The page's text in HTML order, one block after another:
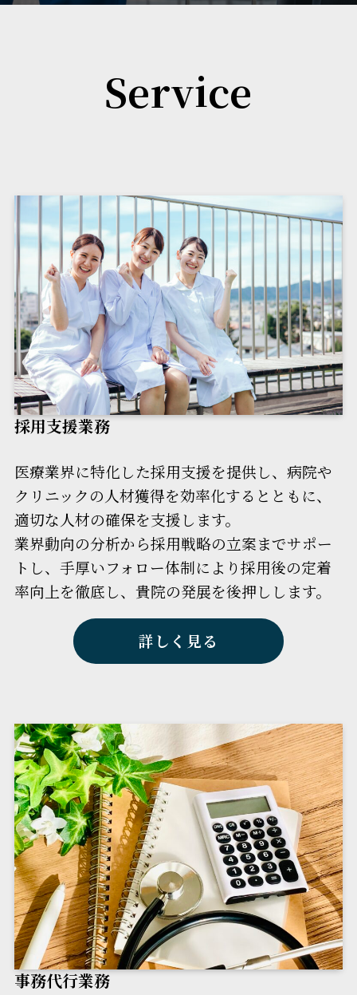
Service
採用支援業務
医療業界に特化した採用支援を提供し、病院や
クリニックの人材獲得を効率化するとともに、
適切な人材の確保を支援します。
業界動向の分析から採用戦略の立案までサポー
トし、手厚いフォロー体制により採用後の定着
率向上を徹底し、貴院の発展を後押しします。
詳しく見る
事務代行業務